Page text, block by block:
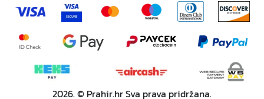
2026. © Prahir.hr Sva prava pridržana.